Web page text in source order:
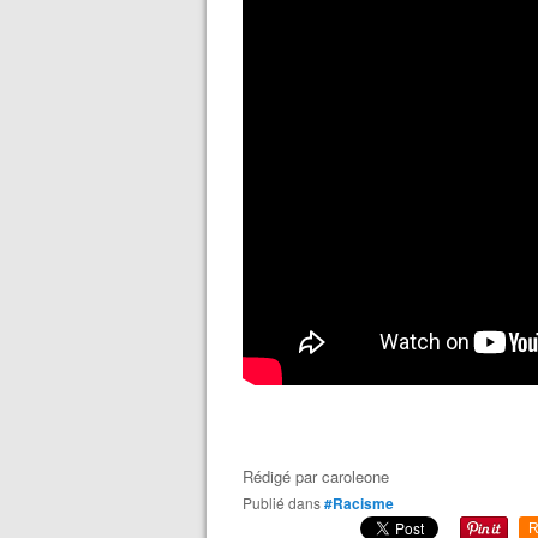
Rédigé parcaroleone
Publié dans#Racisme